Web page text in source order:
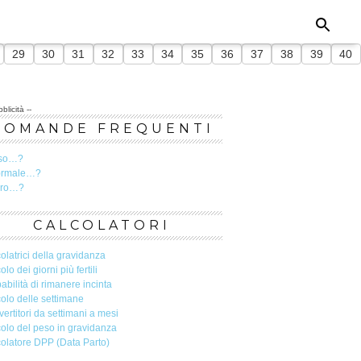
29 30 31 32 33 34 35 36 37 38 39 40
--
FREQUENTI
CALCOLATORI
della gravidanza
dei giorni più fertili
di rimanere incinta
delle settimane
da settimani a mesi
del peso in gravidanza
DPP (Data Parto)